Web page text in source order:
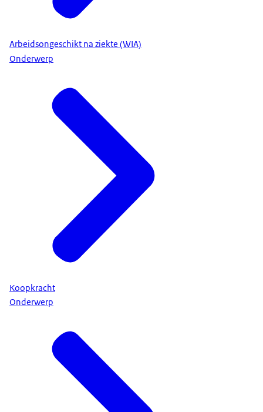
Arbeidsongeschikt na ziekte (WIA)
Onderwerp
Koopkracht
Onderwerp